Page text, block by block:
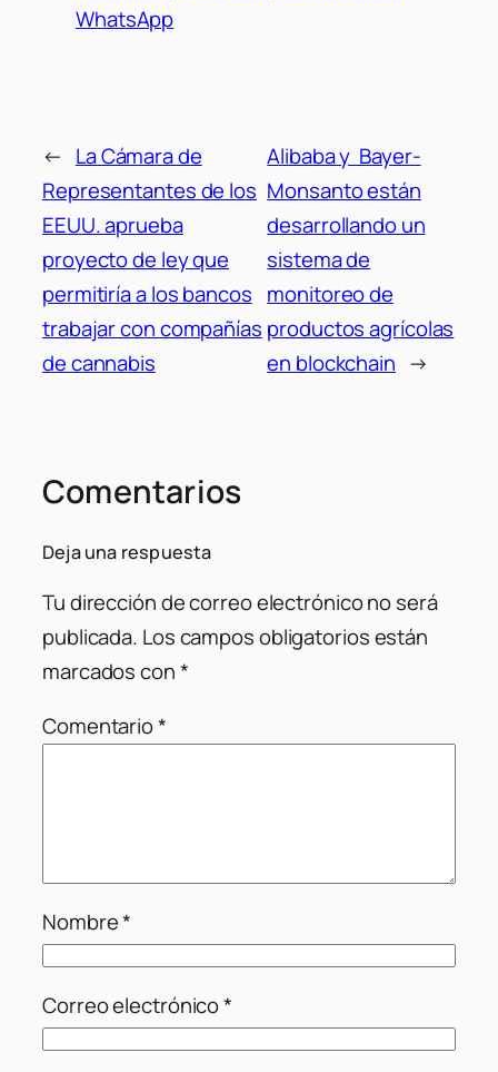
WhatsApp
← La Cámara de
Representantes de los
EEUU. aprueba
proyecto de ley que
permitiría a los bancos
trabajar con compañías
de cannabis
Alibaba y Bayer-
Monsanto están
desarrollando un
sistema de
monitoreo de
productos agrícolas
en blockchain →
Comentarios
Deja una respuesta
Tu dirección de correo electrónico no será
publicada. Los campos obligatorios están
marcados con*
Comentario*
Nombre*
Correo electrónico*